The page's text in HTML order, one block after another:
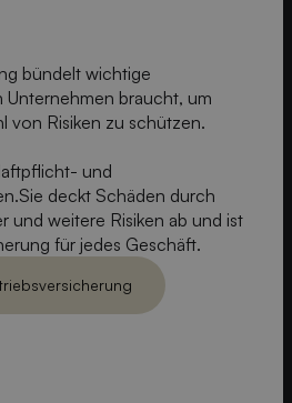
bündelt wichtige
Unternehmen braucht, um
von Risiken zu schützen.
und
deckt Schäden durch
und weitere Risiken ab und ist
für jedes Geschäft.